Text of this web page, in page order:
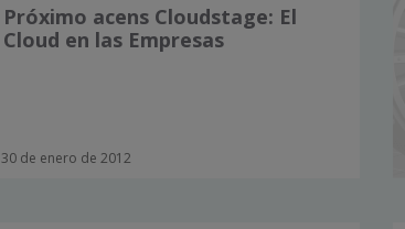
Próximo acens Cloudstage: El
Cloud en las Empresas
30 de enero de 2012